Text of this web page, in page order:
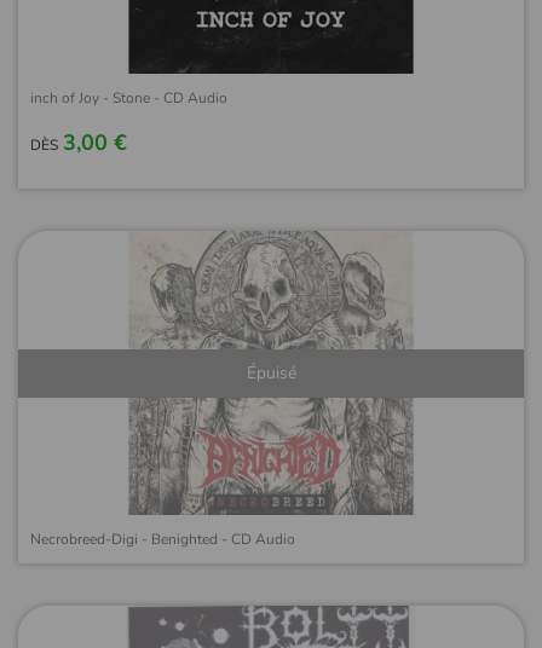
inch of Joy - Stone - CD Audio
DÈS 3,00 €
Épuisé
Necrobreed-Digi - Benighted - CD Audio